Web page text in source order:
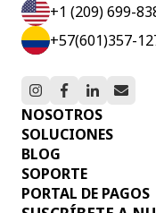
+1 (209) 699-
+57(601)357-
NOSOTROS
SOLUCIONES
BLOG
SOPORTE
PORTAL DE PAGOS